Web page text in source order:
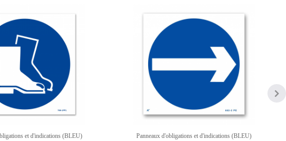
et d'indications (BLEU) Panneaux d'obligations et d'indications (BLEU)